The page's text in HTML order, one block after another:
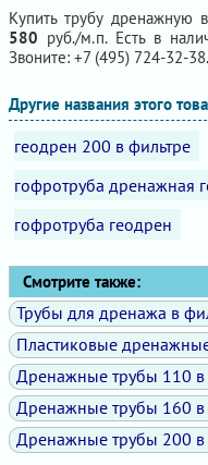
Купить трубу дренажную
580 руб./м.п. Есть в
Звоните: +7 (495) 724-32-38.
Другие названия этого
геодрен 200 в фильтре
гофротруба дренажная
гофротруба геодрен
Смотрите также:
Трубы для дренажа в
Пластиковые
Дренажные трубы 110 в
Дренажные трубы 160 в
Дренажные трубы 200 в